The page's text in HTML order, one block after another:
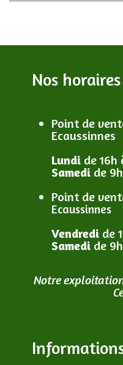
Nos
Point de
Ecaussinnes
Lundi de 16h
Samedi de
Point de
Ecaussinnes
Vendredi de
Samedi de
Notre